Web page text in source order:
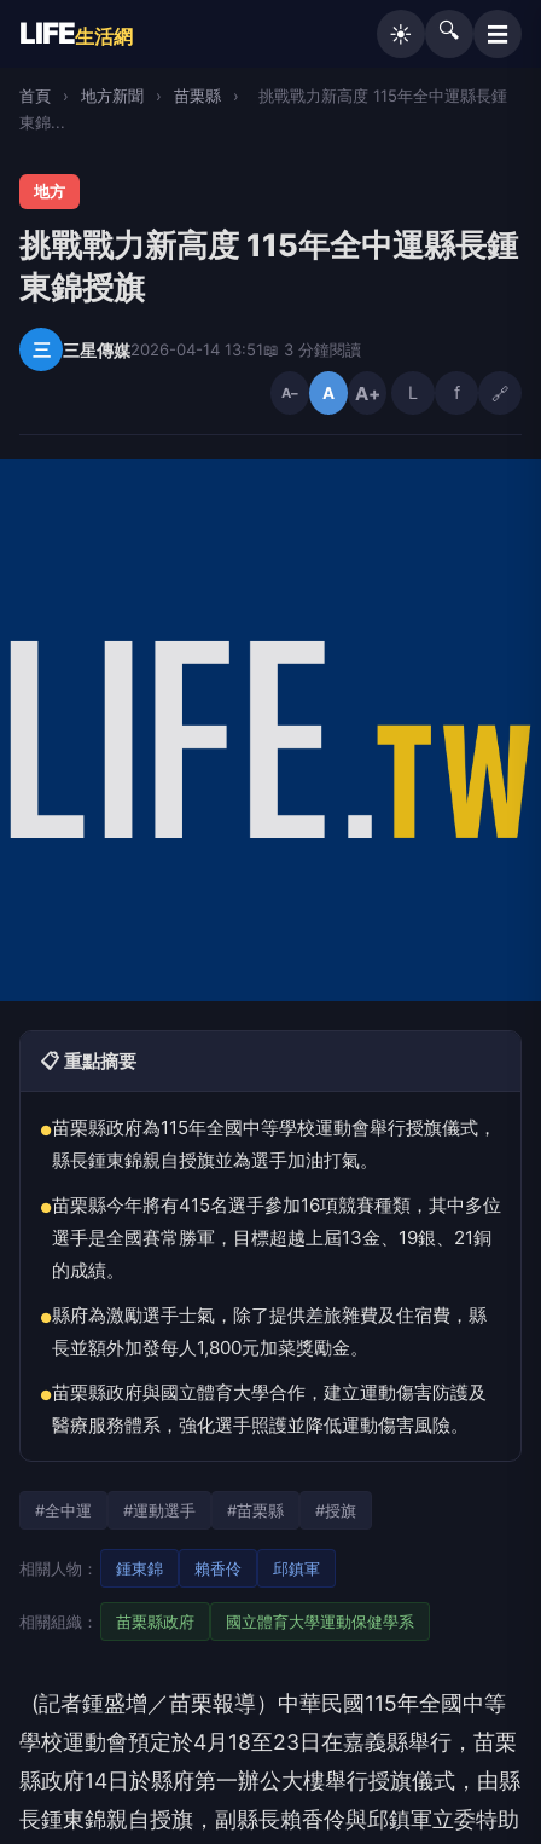
LIFE生活網 ☀️ 🔍 ☰
首頁 › 地方新聞 › 苗栗縣 ›
挑戰戰力新高度 115年全中運縣長鍾
東錦...
地方
挑戰戰力新高度 115年全中運縣長鍾
東錦授旗
三 三星傳媒2026-04-14 13:51📖 3 分鐘閱讀
A− A A+ L f 🔗
📋 重點摘要
●苗栗縣政府為115年全國中等學校運動會舉行授旗儀式，
縣長鍾東錦親自授旗並為選手加油打氣。
●苗栗縣今年將有415名選手參加16項競賽種類，其中多位
選手是全國賽常勝軍，目標超越上屆13金、19銀、21銅
的成績。
●縣府為激勵選手士氣，除了提供差旅雜費及住宿費，縣
長並額外加發每人1,800元加菜獎勵金。
●苗栗縣政府與國立體育大學合作，建立運動傷害防護及
醫療服務體系，強化選手照護並降低運動傷害風險。
#全中運 #運動選手 #苗栗縣 #授旗
相關人物： 鍾東錦 賴香伶 邱鎮軍
相關組織： 苗栗縣政府 國立體育大學運動保健學系
(記者鍾盛增／苗栗報導） 中華民國115年全國中等
學校運動會預定於4月 18至23日在嘉義縣舉行，苗栗
縣政府14日於縣府第一辦公大樓舉行授旗儀式，由縣
長鍾東錦親自授旗，副縣長賴香伶與邱鎮軍立委特助